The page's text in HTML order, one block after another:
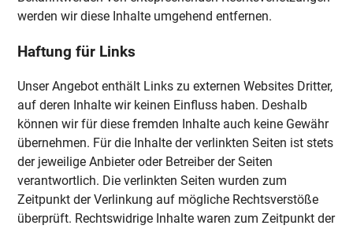
werden wir diese Inhalte umgehend entfernen.
Haftung für Links
Unser Angebot enthält Links zu externen Websites Dritter,
auf deren Inhalte wir keinen Einfluss haben. Deshalb
können wir für diese fremden Inhalte auch keine Gewähr
übernehmen. Für die Inhalte der verlinkten Seiten ist stets
der jeweilige Anbieter oder Betreiber der Seiten
verantwortlich. Die verlinkten Seiten wurden zum
Zeitpunkt der Verlinkung auf mögliche Rechtsverstöße
überprüft. Rechtswidrige Inhalte waren zum Zeitpunkt der